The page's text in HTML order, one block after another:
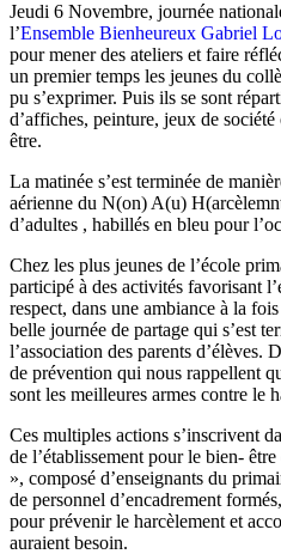
Jeudi 6 Novembre, journée
l’Ensemble Bienheureux Gabriel
pour mener des ateliers et faire
un premier temps les jeunes du
pu s’exprimer. Puis ils se sont
d’affiches, peinture, jeux de
être.
La matinée s’est terminée de
aérienne du N(on) A(u)
d’adultes , habillés en bleu pour
Chez les plus jeunes de l’école
participé à des activités favorisant
respect, dans une ambiance à la
belle journée de partage qui s’est
l’association des parents d’élèves.
de prévention qui nous rappellent
sont les meilleures armes contre le
Ces multiples actions s’inscrivent
de l’établissement pour le bien-
», composé d’enseignants du
de personnel d’encadrement
pour prévenir le harcèlement et
auraient besoin.